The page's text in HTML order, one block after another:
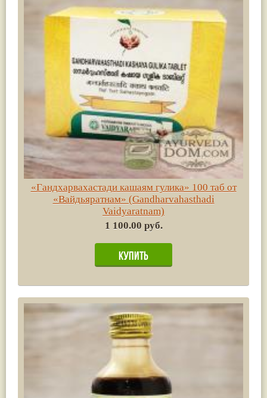
«Гандхарвахастади кашаям гулика» 100 таб от
«Вайдьяратнам» (Gandharvahasthadi
Vaidyaratnam)
1 100.00 руб.